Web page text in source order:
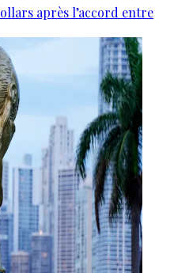
après l’accord entre